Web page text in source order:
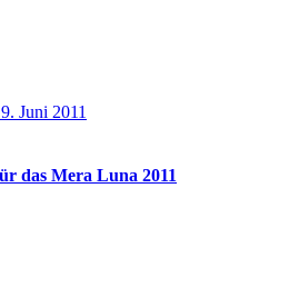
9. Juni 2011
das Mera Luna 2011